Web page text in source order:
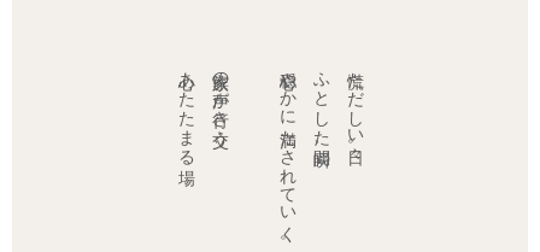
慌ただしい日々。
ふとした瞬間、
心穏やかに満たされていく。
家族の声が行き交う、
心あたたまる場